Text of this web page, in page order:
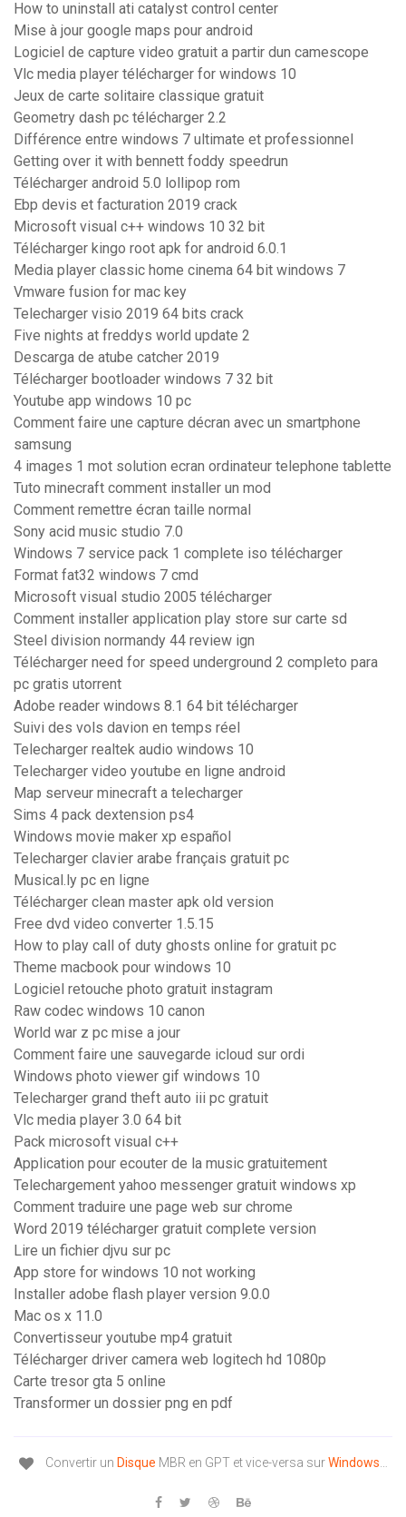
How to uninstall ati catalyst control center
Mise à jour google maps pour android
Logiciel de capture video gratuit a partir dun camescope
Vlc media player télécharger for windows 10
Jeux de carte solitaire classique gratuit
Geometry dash pc télécharger 2.2
Différence entre windows 7 ultimate et professionnel
Getting over it with bennett foddy speedrun
Télécharger android 5.0 lollipop rom
Ebp devis et facturation 2019 crack
Microsoft visual c++ windows 10 32 bit
Télécharger kingo root apk for android 6.0.1
Media player classic home cinema 64 bit windows 7
Vmware fusion for mac key
Telecharger visio 2019 64 bits crack
Five nights at freddys world update 2
Descarga de atube catcher 2019
Télécharger bootloader windows 7 32 bit
Youtube app windows 10 pc
Comment faire une capture décran avec un smartphone
samsung
4 images 1 mot solution ecran ordinateur telephone tablette
Tuto minecraft comment installer un mod
Comment remettre écran taille normal
Sony acid music studio 7.0
Windows 7 service pack 1 complete iso télécharger
Format fat32 windows 7 cmd
Microsoft visual studio 2005 télécharger
Comment installer application play store sur carte sd
Steel division normandy 44 review ign
Télécharger need for speed underground 2 completo para
pc gratis utorrent
Adobe reader windows 8.1 64 bit télécharger
Suivi des vols davion en temps réel
Telecharger realtek audio windows 10
Telecharger video youtube en ligne android
Map serveur minecraft a telecharger
Sims 4 pack dextension ps4
Windows movie maker xp español
Telecharger clavier arabe français gratuit pc
Musical.ly pc en ligne
Télécharger clean master apk old version
Free dvd video converter 1.5.15
How to play call of duty ghosts online for gratuit pc
Theme macbook pour windows 10
Logiciel retouche photo gratuit instagram
Raw codec windows 10 canon
World war z pc mise a jour
Comment faire une sauvegarde icloud sur ordi
Windows photo viewer gif windows 10
Telecharger grand theft auto iii pc gratuit
Vlc media player 3.0 64 bit
Pack microsoft visual c++
Application pour ecouter de la music gratuitement
Telechargement yahoo messenger gratuit windows xp
Comment traduire une page web sur chrome
Word 2019 télécharger gratuit complete version
Lire un fichier djvu sur pc
App store for windows 10 not working
Installer adobe flash player version 9.0.0
Mac os x 11.0
Convertisseur youtube mp4 gratuit
Télécharger driver camera web logitech hd 1080p
Carte tresor gta 5 online
Transformer un dossier png en pdf
Convertir un Disque MBR en GPT et vice-versa surWindows…